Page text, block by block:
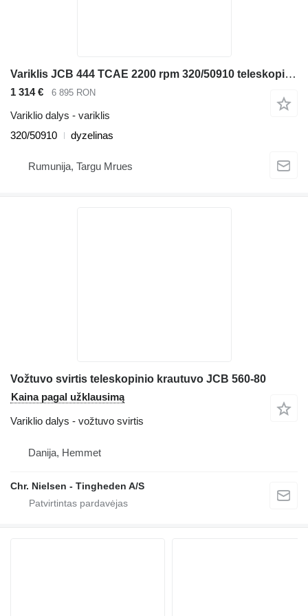
Variklis JCB 444 TCAE 2200 rpm 320/50910 teleskopinio krautuvo JCB 531-70, 535-95 ,540-140
1 314 € 6 895 RON
Variklio dalys - variklis
320/50910
dyzelinas
Rumunija, Targu Mrues
Vožtuvo svirtis teleskopinio krautuvo JCB 560-80
Kaina pagal užklausimą
Variklio dalys - vožtuvo svirtis
Danija, Hemmet
Chr. Nielsen - Tingheden A/S